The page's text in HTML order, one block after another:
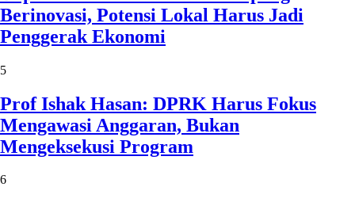
Berinovasi, Potensi Lokal Harus Jadi
Penggerak Ekonomi
5
Prof Ishak Hasan: DPRK Harus Fokus
Mengawasi Anggaran, Bukan
Mengeksekusi Program
6